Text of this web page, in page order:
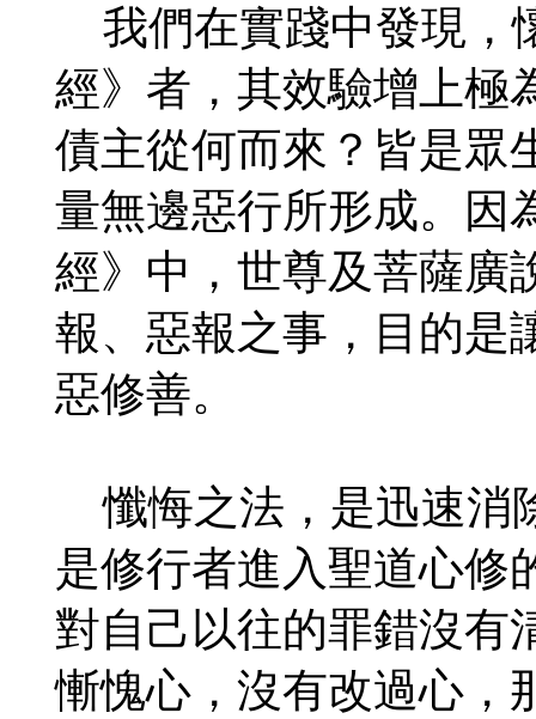
我們在實踐中發現，
經》者，其效驗增上極
債主從何而來？皆是眾
量無邊惡行所形成。因
經》中，世尊及菩薩廣
報、惡報之事，目的是
惡修善。
懺悔之法，是迅速消
是修行者進入聖道心修
對自己以往的罪錯沒有
慚愧心，沒有改過心，